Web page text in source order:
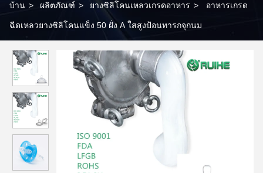
บ้าน > ผลิตภัณฑ์ > ยางซิลิโคนเหลวเกรดอาหาร > อาหารเกรด
ฉีดเหลวยางซิลิโคนแข็ง 50 ฝั่ง A ใสสูงป้อนทารกจุกนม